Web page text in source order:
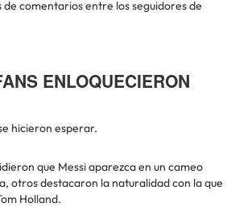
comentarios entre los seguidores de
ENLOQUECIERON
hicieron esperar.
que Messi aparezca en un cameo
otros destacaron la naturalidad con la que
Holland.